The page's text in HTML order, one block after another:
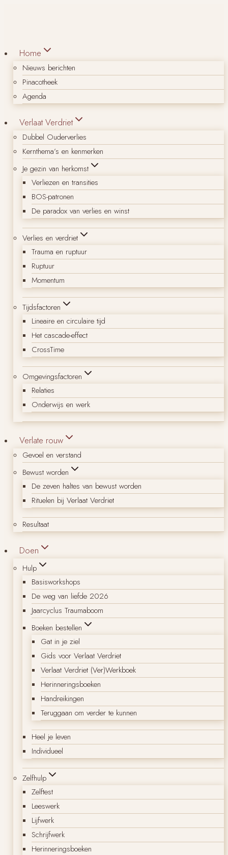
Home
Nieuws berichten
Pinacotheek
Agenda
Verlaat Verdriet
Dubbel Ouderverlies
Kernthema’s en kenmerken
Je gezin van herkomst
Verliezen en transities
BOS-patronen
De paradox van verlies en winst
Verlies en verdriet
Trauma en ruptuur
Ruptuur
Momentum
Tijdsfactoren
Lineaire en circulaire tijd
Het cascade-effect
CrossTime
Omgevingsfactoren
Relaties
Onderwijs en werk
Verlate rouw
Gevoel en verstand
Bewust worden
De zeven haltes van bewust worden
Rituelen bij Verlaat Verdriet
Resultaat
Doen
Hulp
Basisworkshops
De weg van liefde 2026
Jaarcyclus Traumaboom
Boeken bestellen
Gat in je ziel
Gids voor Verlaat Verdriet
Verlaat Verdriet (Ver)Werkboek
Herinneringsboeken
Handreikingen
Teruggaan om verder te kunnen
Heel je leven
Individueel
Zelfhulp
Zelftest
Leeswerk
Lijfwerk
Schrijfwerk
Herinneringsboeken